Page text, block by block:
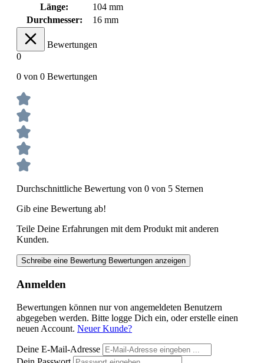
Länge:
104 mm
Durchmesser:
16 mm
Bewertungen
0
0 von 0 Bewertungen
Durchschnittliche Bewertung von 0 von 5 Sternen
Gib eine Bewertung ab!
Teile Deine Erfahrungen mit dem Produkt mit anderen
Kunden.
Schreibe eine Bewertung Bewertungen anzeigen
Anmelden
Bewertungen können nur von angemeldeten Benutzern
abgegeben werden. Bitte logge Dich ein, oder erstelle einen
neuen Account. Neuer Kunde?
Deine E-Mail-Adresse